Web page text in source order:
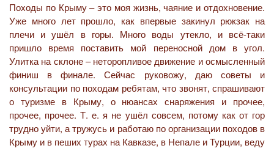
Походы по Крыму – это моя жизнь, чаяние и отдохновение.
Уже много лет прошло, как впервые закинул рюкзак на
плечи и ушёл в горы. Много воды утекло, и всё-таки
пришло время поставить мой переносной дом в угол.
Улитка на склоне – неторопливое движение и осмысленный
финиш в финале. Сейчас руковожу, даю советы и
консультации по походам ребятам, что звонят, спрашивают
о туризме в Крыму, о нюансах снаряжения и прочее,
прочее, прочее. Т. е. я не ушёл совсем, потому как от гор
трудно уйти, а тружусь и работаю по организации походов в
Крыму и в пеших турах на Кавказе, в Непале и Турции, веду